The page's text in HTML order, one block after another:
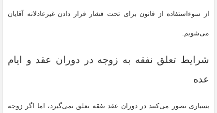
از سوءاستفاده از قانون برای تحت فشار قرار دادن غیرعادلانه آقایان
می‌شویم.
شرایط تعلق نفقه به زوجه در دوران عقد و ایام
عده
بسیاری تصور می‌کنند در دوران عقد نفقه تعلق نمی‌گیرد، اما اگر زوجه